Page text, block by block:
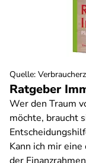
Ratgeber
Wer den Traum
möchte, braucht
Kann ich mir
Quelle: